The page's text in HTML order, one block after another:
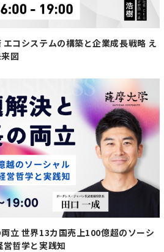
だ先行き不安だった時期の2020
でテントサウナをやってみたとこ
は沖縄からもサウナ目当てで来て
るものですが「わざわざ来て下さ
この場所に魅力があるのかも」と
ウナ”ではなく”常設化”を視野に
、このころはまだまだコロナによ
はなく、また先行きも不安でした
ですごいサウナを作りたい！」と
経て、2023年に着工し、2024年
イブリッドサウナ「呼吸の
した。
いうのもあり、期待に胸を膨らま
も頑張っていましたが、オー
世の中の反応で、正直全然お客
コシステムの構築と企業成長戦略 え
図
立 世界13カ国売上100億超のソーシ
営哲学と実践知